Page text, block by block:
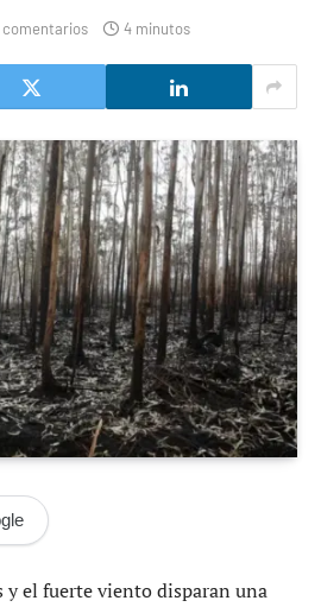
comentarios 4 minutos
y el fuerte viento disparan una